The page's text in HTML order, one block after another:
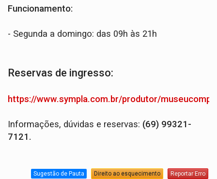
Funcionamento:
- Segunda a domingo: das 09h às 21h
Reservas de ingresso:
https://www.sympla.com.br/produtor/
Informações, dúvidas e reservas: (69) 99321-
7121.
Sugestão de Pauta Direito ao esquecimento Reportar Erro